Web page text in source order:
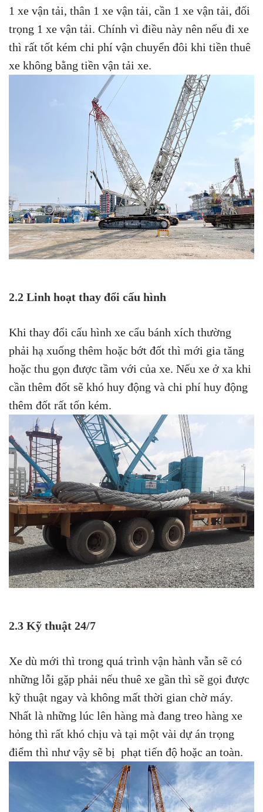
1 xe vận tải, thân 1 xe vận tải, cần 1 xe vận tải, đối
trọng 1 xe vận tải. Chính vì điều này nên nếu đi xe
thì rất tốt kém chi phí vận chuyển đôi khi tiền thuê
xe không bằng tiền vận tải xe.
2.2 Linh hoạt thay đổi cấu hình
Khi thay đổi cấu hình xe cẩu bánh xích thường
phải hạ xuống thêm hoặc bớt đốt thì mới gia tăng
hoặc thu gọn được tầm với của xe. Nếu xe ở xa khi
cần thêm đốt sẽ khó huy động và chi phí huy động
thêm đốt rất tốn kém.
2.3 Kỹ thuật 24/7
Xe dù mới thì trong quá trình vận hành vẫn sẽ có
những lỗi gặp phải nếu thuê xe gần thì sẽ gọi được
kỹ thuật ngay và không mất thời gian chờ máy.
Nhất là những lúc lên hàng mà đang treo hàng xe
hỏng thì rất khó chịu và tại một vài dự án trọng
điểm thì như vậy sẽ bị phạt tiến độ hoặc an toàn.